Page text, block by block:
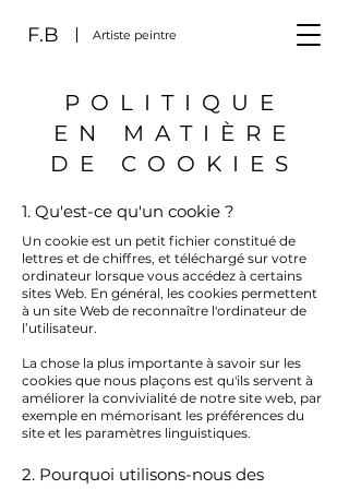
F.B Artiste peintre
POLITIQUE
EN MATIÈRE
DE COOKIES
1. Qu'est-ce qu'un cookie ?
Un cookie est un petit fichier constitué de
lettres et de chiffres, et téléchargé sur votre
ordinateur lorsque vous accédez à certains
sites Web. En général, les cookies permettent
à un site Web de reconnaître l'ordinateur de
l’utilisateur.
La chose la plus importante à savoir sur les
cookies que nous plaçons est qu'ils servent à
améliorer la convivialité de notre site web, par
exemple en mémorisant les préférences du
site et les paramètres linguistiques.
2. Pourquoi utilisons-nous des